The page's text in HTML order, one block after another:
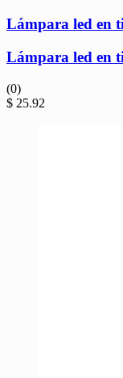
Lámpara led en
Lámpara led en
(0)
$ 25.92